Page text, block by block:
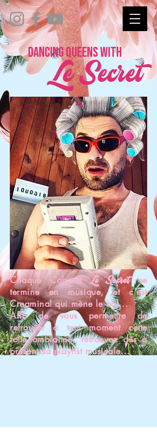
Dancing queens with
Le Secret
Chaque CabaretLe Secretse
termine en musique, et c'est
Creaminal qui mène le bal...
Afin de vous permettre de
retrouver à tout moment cette
folle ambiance, retrouvez dès à
présent sa playlist musicale...